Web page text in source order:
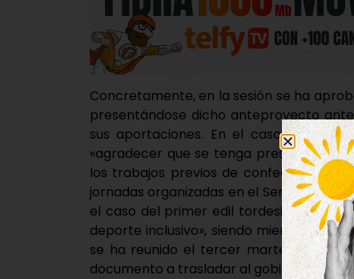
Concretamente, en la sesión se ha
presentándose dicho anteproyecto
sus aportaciones. En el caso de
«agradecer que se tenga presente a
los trabajos previos de confección del
jornadas organizadas en el Senado
el caso del primer edil tordesillano,
deporte inclusivo», siendo miembro de
se ha reunido el tercer martes de
documento a trasladar al gobierno e